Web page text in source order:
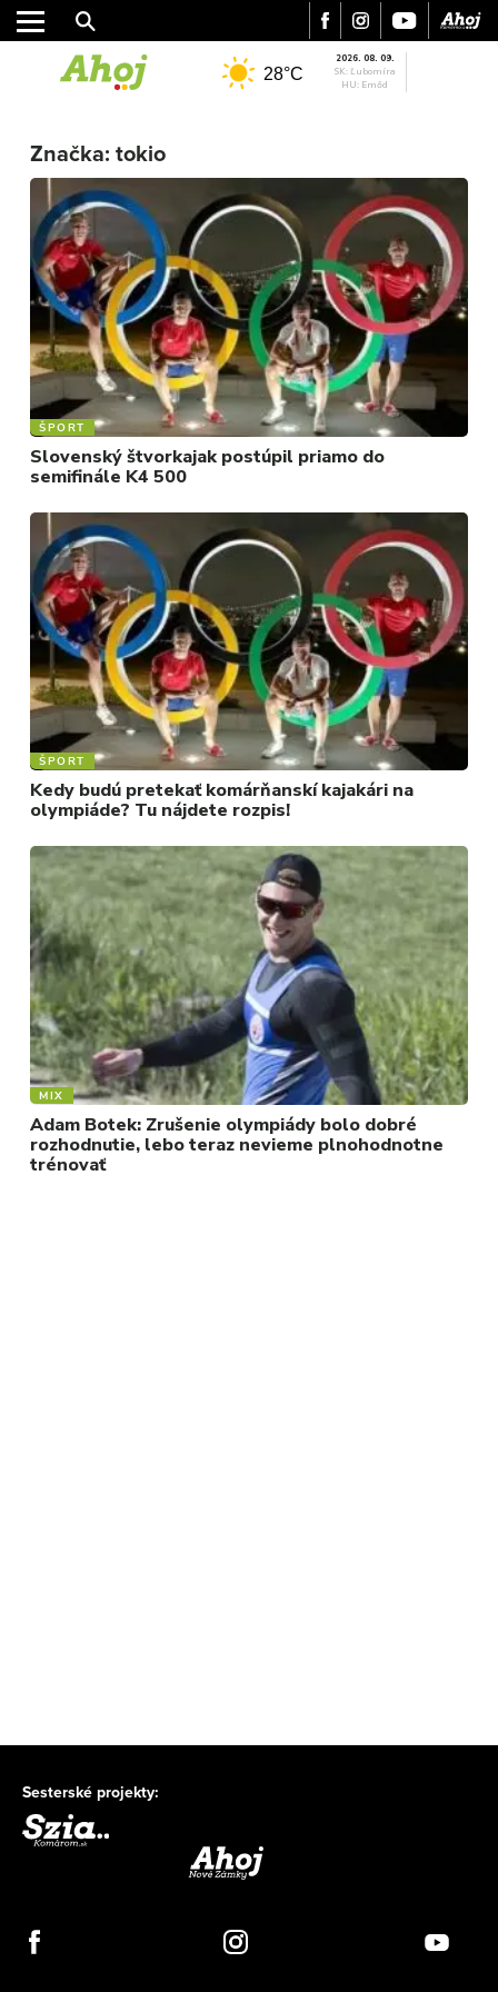
MESTO
ŠPORT
KULTÚRA
FOTKY
VIDEO
MIX
28°C
2026. 08. 09.
SK: Ľubomíra
HU: Emőd
Značka: tokio
ŠPORT
Slovenský štvorkajak postúpil priamo do
semifinále K4 500
ŠPORT
Kedy budú pretekať komárňanskí kajakári na
olympiáde? Tu nájdete rozpis!
MIX
Adam Botek: Zrušenie olympiády bolo dobré
rozhodnutie, lebo teraz nevieme plnohodnotne
trénovať
Sesterské projekty: